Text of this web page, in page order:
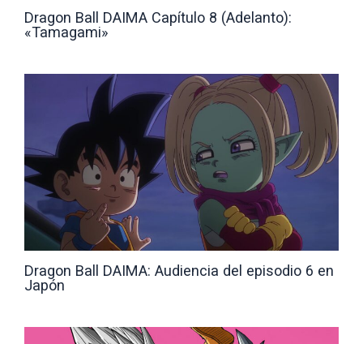
Dragon Ball DAIMA Capítulo 8 (Adelanto):
«Tamagami»
Dragon Ball DAIMA: Audiencia del episodio 6 en
Japón